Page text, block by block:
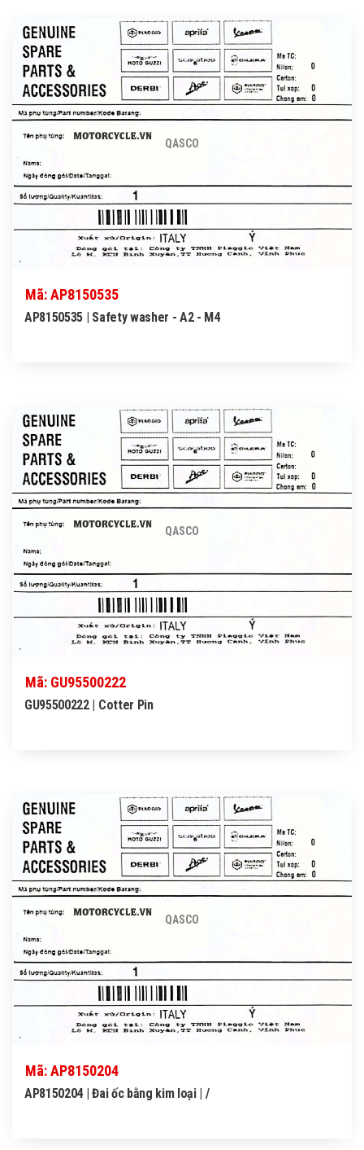
QASCO
Mã: AP8150535
AP8150535 | Safety washer - A2 - M4
QASCO
Mã: GU95500222
GU95500222 | Cotter Pin
QASCO
Mã: AP8150204
AP8150204 | Đai ốc bằng kim loại | /